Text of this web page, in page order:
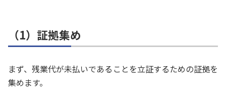
（1）証拠集め
まず、残業代が未払いであることを立証するための証拠を
集めます。